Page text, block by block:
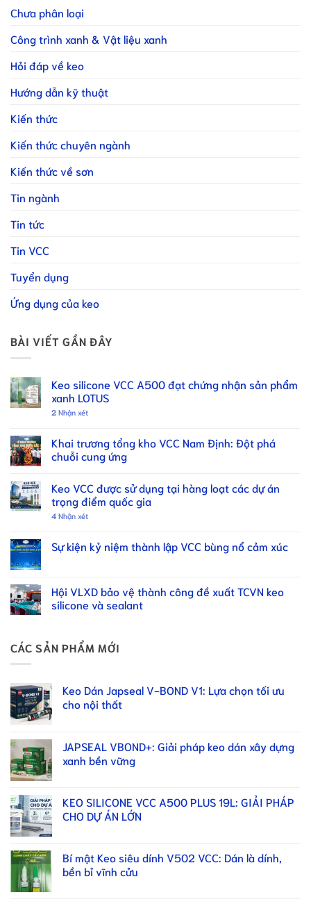
Chưa phân loại
Công trình xanh & Vật liệu xanh
Hỏi đáp về keo
Hướng dẫn kỹ thuật
Kiến thức
Kiến thức chuyên ngành
Kiến thức về sơn
Tin ngành
Tin tức
Tin VCC
Tuyển dụng
Ứng dụng của keo
BÀI VIẾT GẦN ĐÂY
Keo silicone VCC A500 đạt chứng nhận sản phẩm
xanh LOTUS
2 Nhận xét
Khai trương tổng kho VCC Nam Định: Đột phá
chuỗi cung ứng
Keo VCC được sử dụng tại hàng loạt các dự án
trọng điểm quốc gia
4 Nhận xét
Sự kiện kỷ niệm thành lập VCC bùng nổ cảm xúc
Hội VLXD bảo vệ thành công đề xuất TCVN keo
silicone và sealant
CÁC SẢN PHẨM MỚI
Keo Dán Japseal V-BOND V1: Lựa chọn tối ưu
cho nội thất
JAPSEAL VBOND+: Giải pháp keo dán xây dựng
xanh bền vững
KEO SILICONE VCC A500 PLUS 19L: GIẢI PHÁP
CHO DỰ ÁN LỚN
Bí mật Keo siêu dính V502 VCC: Dán là dính,
bền bỉ vĩnh cửu